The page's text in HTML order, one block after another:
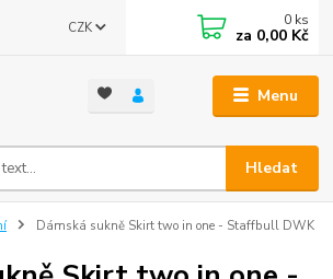
Menu
CZK
Hledat
0 ks
za 0,00 Kč
Dámská sukně Skirt two in one - Staffbull DWK